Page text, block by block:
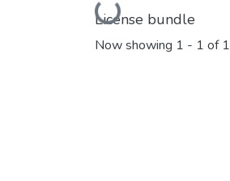
Loading...
License bundle
Now showing 1 - 1 of 1